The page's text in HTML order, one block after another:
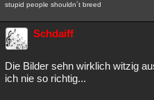
stupid people shouldn´t breed
Schdaiff
Die Bilder sehn wirklich witzig
ich nie so richtig...